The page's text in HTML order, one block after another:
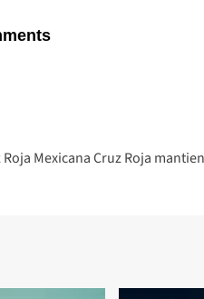
Mexicana Cruz Roja